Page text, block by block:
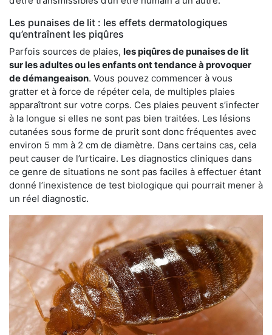
Les punaises de lit : les effets dermatologiques
qu’entraînent les piqûres
Parfois sources de plaies, les piqûres de punaises de lit
sur les adultes ou les enfants ont tendance à provoquer
de démangeaison. Vous pouvez commencer à vous
gratter et à force de répéter cela, de multiples plaies
apparaîtront sur votre corps. Ces plaies peuvent s’infecter
à la longue si elles ne sont pas bien traitées. Les lésions
cutanées sous forme de prurit sont donc fréquentes avec
environ 5 mm à 2 cm de diamètre. Dans certains cas, cela
peut causer de l’urticaire. Les diagnostics cliniques dans
ce genre de situations ne sont pas faciles à effectuer étant
donné l’inexistence de test biologique qui pourrait mener à
un réel diagnostic.